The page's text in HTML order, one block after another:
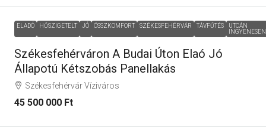
ELADÓ HŐSZIGETELT JÓ ÖSSZKOMFORT SZÉKESFEHÉRVÁR TÁVFŰTÉS
UTCÁN
INGYENESEN
Székesfehérváron A Budai Úton Elaó Jó
Állapotú Kétszobás Panellakás
Székesfehérvár Víziváros
45 500 000 Ft